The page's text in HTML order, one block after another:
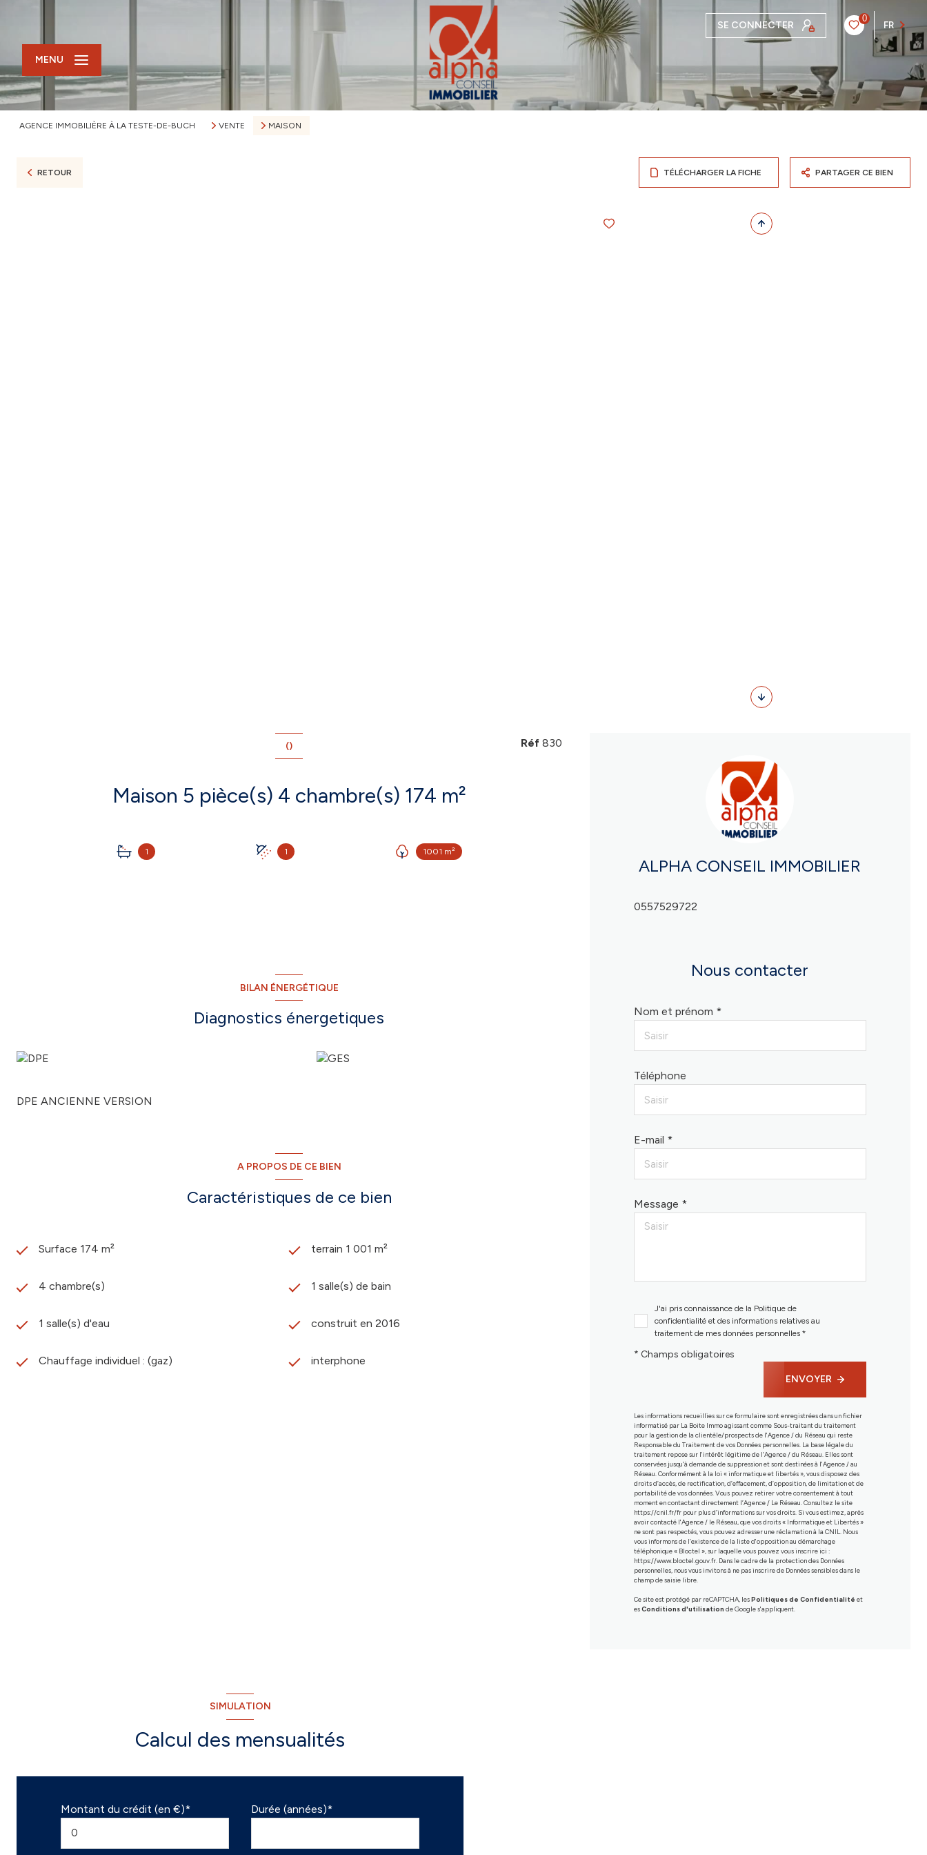
SE CONNECTER
0
FR
MENU
AGENCE IMMOBILIÈRE À LA TESTE-DE-BUCH VENTE MAISON
RETOUR TÉLÉCHARGER LA FICHE PARTAGER CE BIEN
()
Maison 5 pièce(s) 4 chambre(s) 174 m²
1 1 1001 m²
Réf 830
BILAN ÉNERGÉTIQUE
Diagnostics énergetiques
DPE ANCIENNE VERSION
A PROPOS DE CE BIEN
Caractéristiques de ce bien
Surface 174 m² terrain 1 001 m²
4 chambre(s) 1 salle(s) de bain
1 salle(s) d'eau construit en 2016
Chauffage individuel : (gaz) interphone
ALPHA CONSEIL IMMOBILIER
0557529722
Nous contacter
Nom et prénom *
Téléphone
E-mail *
Message *
J'ai pris connaissance de la Politique de
confidentialité et des informations relatives au
traitement de mes données personnelles *
* Champs obligatoires
ENVOYER
Les informations recueillies sur ce formulaire sont enregistrées dans un fichier
informatisé par La Boite Immo agissant comme Sous-traitant du traitement
pour la gestion de la clientèle/prospects de l'Agence / du Réseau qui reste
Responsable du Traitement de vos Données personnelles. La base légale du
traitement repose sur l'intérêt légitime de l'Agence / du Réseau. Elles sont
conservées jusqu'à demande de suppression et sont destinées à l'Agence / au
Réseau. Conformément à la loi « informatique et libertés », vous disposez des
droits d’accès, de rectification, d’effacement, d’opposition, de limitation et de
portabilité de vos données. Vous pouvez retirer votre consentement à tout
moment en contactant directement l’Agence / Le Réseau. Consultez le site
https://cnil.fr/frpour plus d’informations sur vos droits. Si vous estimez, après
avoir contacté l'Agence / le Réseau, que vos droits « Informatique et Libertés »
ne sont pas respectés, vous pouvez adresser une réclamation à la CNIL. Nous
vous informons de l’existence de la liste d'opposition au démarchage
téléphonique « Bloctel », sur laquelle vous pouvez vous inscrire ici :
https://www.bloctel.gouv.fr. Dans le cadre de la protection des Données
personnelles, nous vous invitons à ne pas inscrire de Données sensibles dans le
champ de saisie libre.
Ce site est protégé par reCAPTCHA, lesPolitiques de Confidentialité et
esConditions d'utilisation de Google s'appliquent.
SIMULATION
Calcul des mensualités
Montant du crédit (en €)* Durée (années)*